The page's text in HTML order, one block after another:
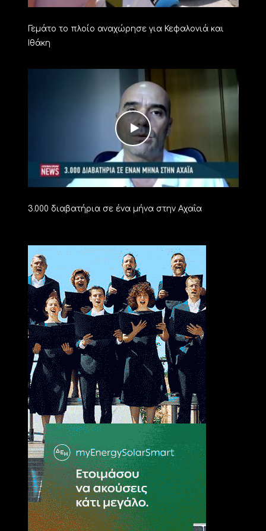
Γεμάτο το πλοίο αναχώρησε για Κεφαλονιά και
Ιθάκη
3.000 διαβατήρια σε ένα μήνα στην Αχαΐα